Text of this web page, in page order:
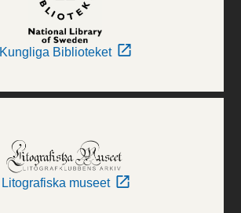
Kungliga Biblioteket
Litografiska museet